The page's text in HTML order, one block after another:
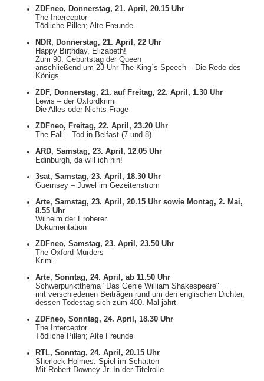
ZDFneo, Donnerstag, 21. April, 20.15 Uhr
The Interceptor
Tödliche Pillen; Alte Freunde
NDR, Donnerstag, 21. April, 22 Uhr
Happy Birthday, Elizabeth!
Zum 90. Geburtstag der Queen
anschließend um 23 Uhr The King´s Speech – Die Rede des
Königs
ZDF, Donnerstag, 21. auf Freitag, 22. April, 1.30 Uhr
Lewis – der Oxfordkrimi
Die Alles-oder-Nichts-Frage
ZDFneo, Freitag, 22. April, 23.20 Uhr
The Fall – Tod in Belfast (7 und 8)
ARD, Samstag, 23. April, 12.05 Uhr
Edinburgh, da will ich hin!
3sat, Samstag, 23. April, 18.30 Uhr
Guernsey – Juwel im Gezeitenstrom
Arte, Samstag, 23. April, 20.15 Uhr sowie Montag, 2. Mai,
8.55 Uhr
Wilhelm der Eroberer
Dokumentation
ZDFneo, Samstag, 23. April, 23.50 Uhr
The Oxford Murders
Krimi
Arte, Sonntag, 24. April, ab 11.50 Uhr
Schwerpunktthema "Das Genie William Shakespeare"
mit verschiedenen Beiträgen rund um den englischen Dichter,
dessen Todestag sich zum 400. Mal jährt
ZDFneo, Sonntag, 24. April, 18.30 Uhr
The Interceptor
Tödliche Pillen; Alte Freunde
RTL, Sonntag, 24. April, 20.15 Uhr
Sherlock Holmes: Spiel im Schatten
Mit Robert Downey Jr. In der Titelrolle